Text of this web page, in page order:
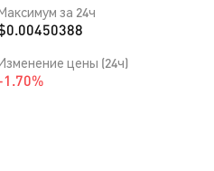
за 24ч
цены (24ч)